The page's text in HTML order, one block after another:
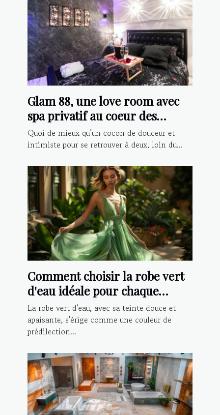
Glam 88, une love room avec
spa privatif au coeur des
Vosges
Quoi de mieux qu’un cocon de douceur et
intimiste pour se retrouver à deux, loin du...
Comment choisir la robe vert
d'eau idéale pour chaque
occasion ?
La robe vert d'eau, avec sa teinte douce et
apaisante, s'érige comme une couleur de
prédilection...